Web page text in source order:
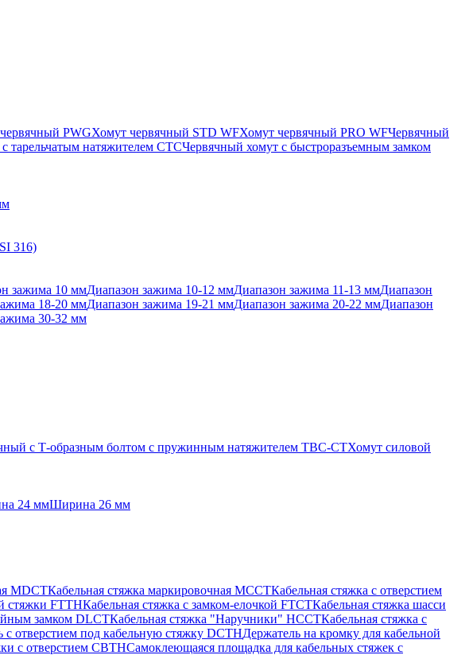
PWGХомут червячный STD WFХомут червячный PRO WFЧервячный
тарельчатым натяжителем CTCЧервячный хомут с быстроразъемным замком
316)
зажима 10 ммДиапазон зажима 10-12 ммДиапазон зажима 11-13 ммДиапазон
18-20 ммДиапазон зажима 19-21 ммДиапазон зажима 20-22 ммДиапазон
30-32 мм
с Т-образным болтом с пружинным натяжителем TBC-CTХомут силовой
24 ммШирина 26 мм
MDCTКабельная стяжка маркировочная MCCTКабельная стяжка с отверстием
стяжки FTTHКабельная стяжка c замком-елочкой FTCTКабельная стяжка шасси
замком DLCTКабельная стяжка "Наручники" HCCTКабельная стяжка с
с отверстием под кабельную стяжку DCTHДержатель на кромку для кабельной
с отверстием CBTHСамоклеющаяся площадка для кабельных стяжек с